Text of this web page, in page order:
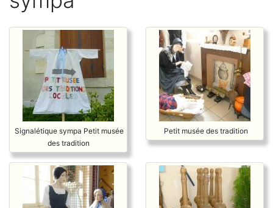
Signalétique sympa Petit musée
des tradition
Petit musée des tradition